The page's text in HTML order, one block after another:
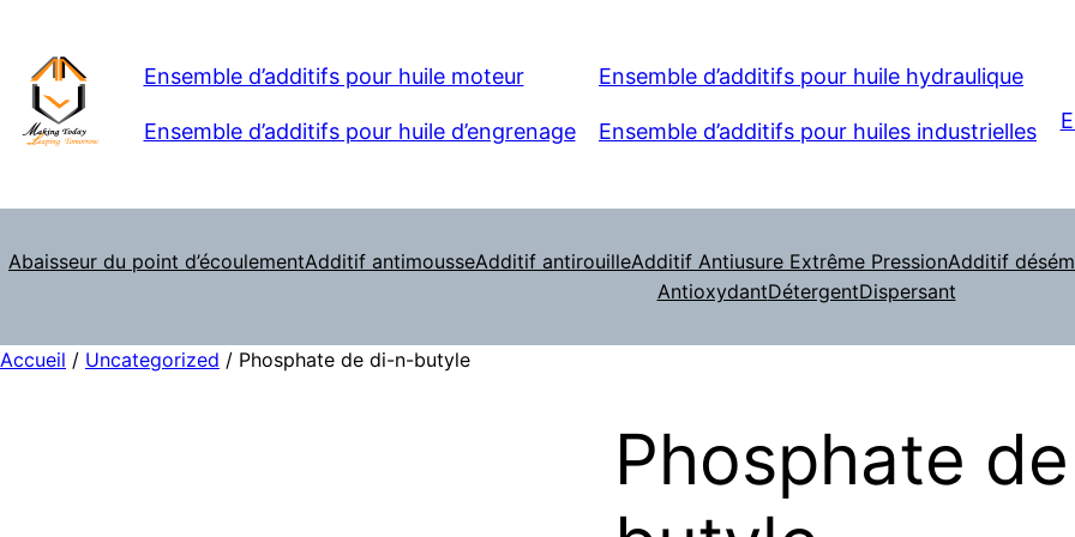
Ensemble d’additifs pour huile moteur
Ensemble d’additifs pour huile d’engrenage
Ensemble d’additifs pour huile hydraulique
Ensemble d’additifs pour huiles industrielles
Abaisseur du point d’écoulementAdditif antimousseAdditif antirouilleAdditif Antiusure Extrême PressionAdditif
AntioxydantDétergentDispersant
Accueil / Uncategorized / Phosphate de di-n-butyle
Phosphate